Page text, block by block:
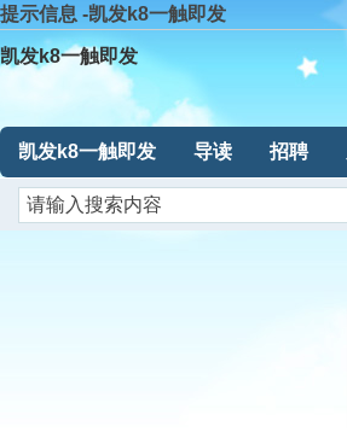
提示信息 -凯发k8一触即发
凯发k8一触即发
凯发k8一触即发 导读 招聘